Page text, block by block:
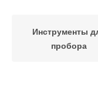
Инструменты
пробора